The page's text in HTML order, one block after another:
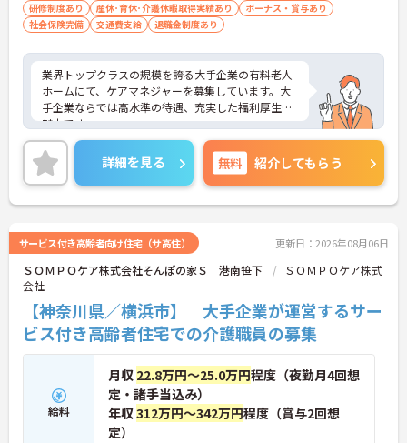
研修制度あり
産休･育休･介護休暇取得実績あり
ボーナス・賞与あり
社会保険完備
交通費支給 退職金制度あり
業界トップクラスの規模を誇る大手企業の有料老人
ホームにて、ケアマネジャーを募集しています。大
手企業ならでは高水準の待遇、充実した福利厚生が
魅力です。
ご興味ある方には、面接対策ポイントなど、さらに
詳細をお話しいたしますのでお気軽にご相談くださ
い。
詳細を見る 無料 紹介してもらう
サービス付き高齢者向け住宅（サ高住） 更新日：2026年08月06日
ＳＯＭＰＯケア株式会社そんぽの家Ｓ 港南笹下
ＳＯＭＰＯケア株式
会社
【神奈川県／横浜市】 大手企業が運営するサー
ビス付き高齢者住宅での介護職員の募集
給料
月収 22.8万円～25.0万円程度（夜勤月4回想
定・諸手当込み）
年収312万円～342万円程度（賞与2回想
定）